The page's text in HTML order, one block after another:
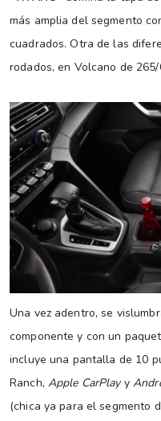
más amplia del segmento
cuadrados. Otra de las
rodados, en Volcano de
Una vez adentro, se
componente y con un
incluye una pantalla de 10
Ranch, Apple CarPlayy
(chica ya para el segmento